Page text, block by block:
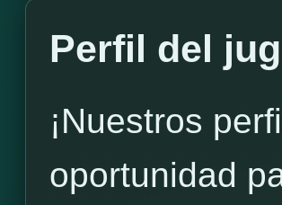
Perfil del
¡Nuestros
oportunidad